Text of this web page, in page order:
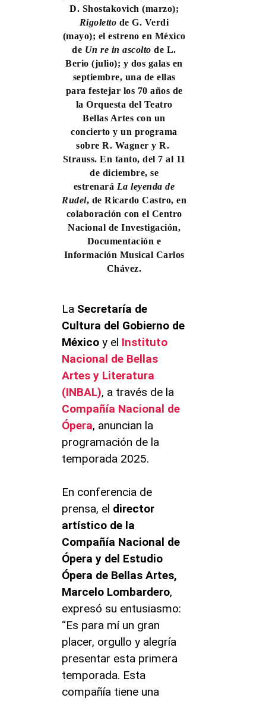
D. Shostakovich (marzo);
Rigoletto de G. Verdi
(mayo); el estreno en México
de Un re in ascoltode L.
Berio (julio); y dos galas en
septiembre, una de ellas
para festejar los 70 años de
la Orquesta del Teatro
Bellas Artes con un
concierto y un programa
sobre R. Wagner y R.
Strauss. En tanto, del 7 al 11
de diciembre, se
estrenará La leyenda de
Rudel, de Ricardo Castro, en
colaboración con el Centro
Nacional de Investigación,
Documentación e
Información Musical Carlos
Chávez.
La Secretaría de
Cultura del Gobierno de
México y el Instituto
Nacional de Bellas
Artes y Literatura
(INBAL), a través de la
Compañía Nacional de
Ópera, anuncian la
programación de la
temporada 2025.
En conferencia de
prensa, el director
artístico de la
Compañía Nacional de
Ópera y del Estudio
Ópera de Bellas Artes,
Marcelo Lombardero,
expresó su entusiasmo:
“Es para mí un gran
placer, orgullo y alegría
presentar esta primera
temporada. Esta
compañía tiene una